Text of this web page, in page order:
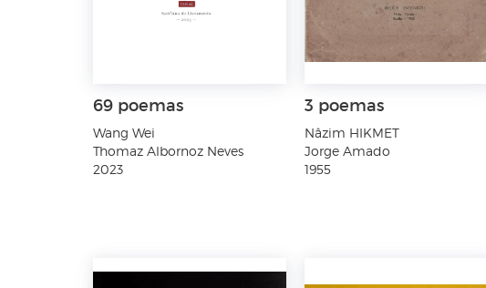
69 poemas
Wang Wei
Thomaz Albornoz Neves
2023
3 poemas
Nâzim HIKMET
Jorge Amado
1955